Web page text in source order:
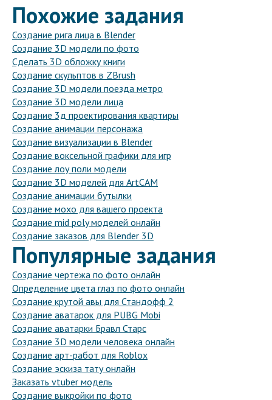
Похожие задания
Создание рига лица в Blender
Создание 3D модели по фото
Сделать 3D обложку книги
Создание скульптов в ZBrush
Создание 3D модели поезда метро
Создание 3D модели лица
Создание 3д проектирования квартиры
Создание анимации персонажа
Создание визуализации в Blender
Создание воксельной графики для игр
Создание лоу поли модели
Создание 3D моделей для ArtCAM
Создание анимации бутылки
Создание мохо для вашего проекта
Создание mid poly моделей онлайн
Создание заказов для Blender 3D
Популярные задания
Создание чертежа по фото онлайн
Определение цвета глаз по фото онлайн
Создание крутой авы для Стандофф 2
Создание аватарок для PUBG Mobi
Создание аватарки Бравл Старс
Создание 3D модели человека онлайн
Создание арт-работ для Roblox
Создание эскиза тату онлайн
Заказать vtuber модель
Создание выкройки по фото